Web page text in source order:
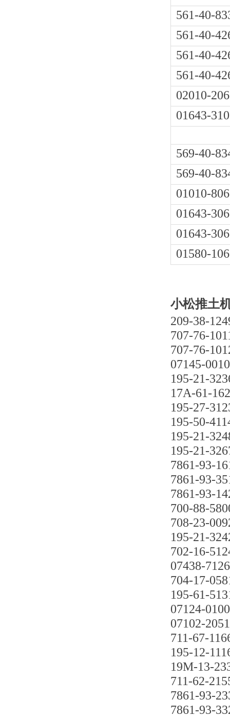
561-40-
561-40-
561-40-
561-40-
02010-
01643-
569-40-
569-40-
01010-
01643-
01643-
01580-
小松推土
209-38-
707-76-
707-76-
07145-
195-21-
17A-61-
195-27-
195-50-
195-21-
195-21-
7861-93-
7861-93-
7861-93-
700-88-
708-23-
195-21-
702-16-
07438-
704-17-
195-61-
07124-
07102-
711-67-
195-12-
19M-13-
711-62-
7861-93-
7861-93-